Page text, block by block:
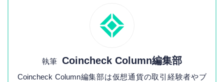
執筆 Coincheck Column編集部
Coincheck Column編集部は仮想通貨の取引経験者やブ